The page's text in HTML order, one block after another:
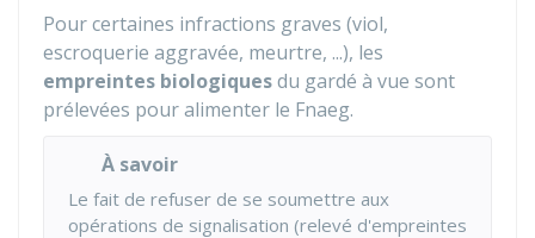
Pour certaines infractions graves (viol,
escroquerie aggravée, meurtre, ...), les
empreintes biologiquesdu gardé à vue sont
prélevées pour alimenter le Fnaeg.
À savoir
Le fait de refuser de se soumettre aux
opérations de signalisation (relevé d'empreintes